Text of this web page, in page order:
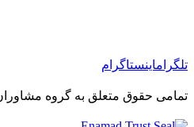
تلگراماینستاگرام
تمامی حقوق متعلق به گروه